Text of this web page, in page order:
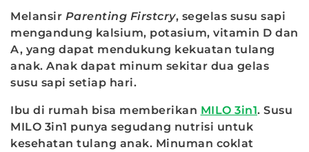
Melansir Parenting Firstcry, segelas susu sapi
mengandung kalsium, potasium, vitamin D dan
A, yang dapat mendukung kekuatan tulang
anak. Anak dapat minum sekitar dua gelas
susu sapi setiap hari.
Ibu di rumah bisa memberikan MILO 3in1. Susu
MILO 3in1 punya segudang nutrisi untuk
kesehatan tulang anak. Minuman coklat